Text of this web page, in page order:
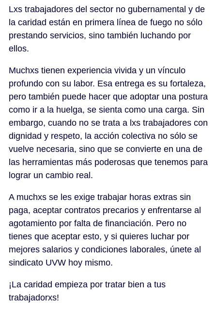
Lxs trabajadores del sector no gubernamental y de
la caridad están en primera línea de fuego no sólo
prestando servicios, sino también luchando por
ellos.
Muchxs tienen experiencia vivida y un vínculo
profundo con su labor. Esa entrega es su fortaleza,
pero también puede hacer que adoptar una postura
como ir a la huelga, se sienta como una carga. Sin
embargo, cuando no se trata a lxs trabajadores con
dignidad y respeto, la acción colectiva no sólo se
vuelve necesaria, sino que se convierte en una de
las herramientas más poderosas que tenemos para
lograr un cambio real.
A muchxs se les exige trabajar horas extras sin
paga, aceptar contratos precarios y enfrentarse al
agotamiento por falta de financiación. Pero no
tienes que aceptar esto, y si quieres luchar por
mejores salarios y condiciones laborales, únete al
sindicato UVW hoy mismo.
¡La caridad empieza por tratar bien a tus
trabajadorxs!